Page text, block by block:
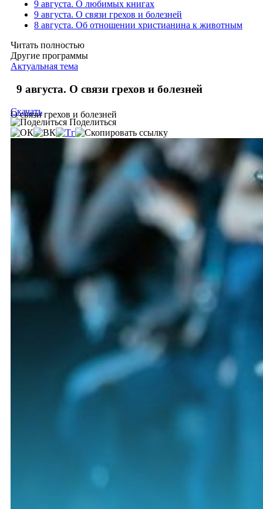
9 августа. О любимых книгах
9 августа. О связи грехов и болезней
8 августа. Об отношении христианина к животным
Читать полностью
Другие программы
Актуальная тема
9 августа. О связи грехов и болезней
О связи грехов и болезней
Скачать
Поделиться